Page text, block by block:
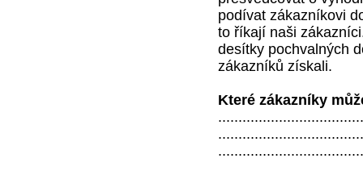
podívat zákazníkovi
to říkají naši
desítky pochvalných
zákazníků získali.
Které zákazníky